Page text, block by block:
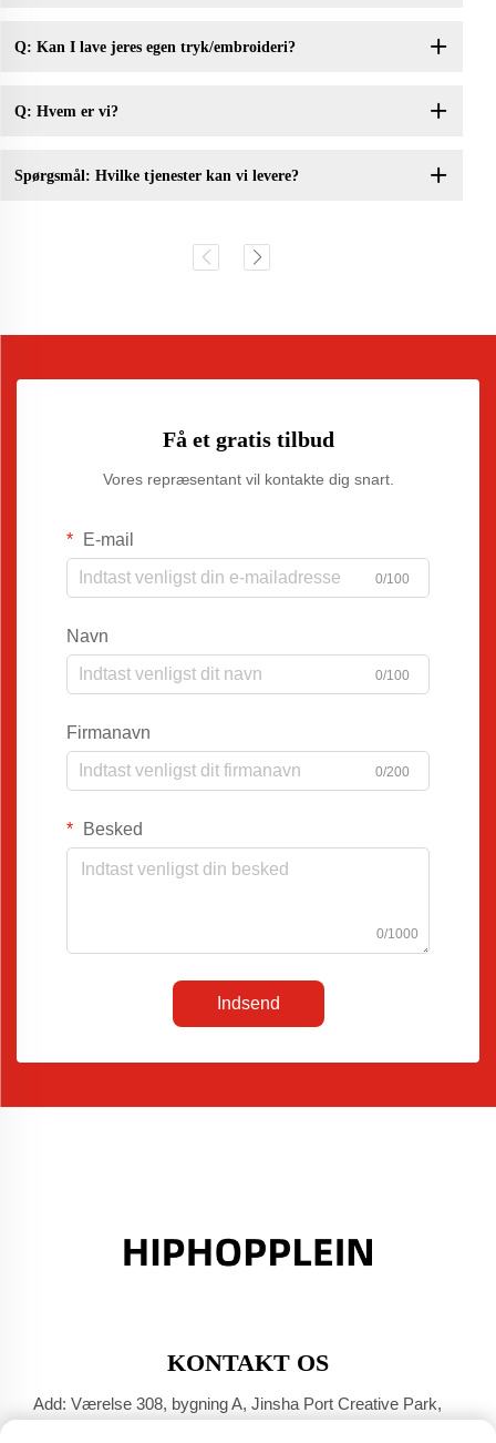
Q: Kan I lave jeres egen tryk/embroideri?
Q: Hvem er vi?
Spørgsmål: Hvilke tjenester kan vi levere?
Få et gratis tilbud
Vores repræsentant vil kontakte dig snart.
E-mail
0/100
Navn
0/100
Firmanavn
0/200
Besked
0/1000
Indsend
KONTAKT OS
Add: Værelse 308, bygning A, Jinsha Port Creative Park,